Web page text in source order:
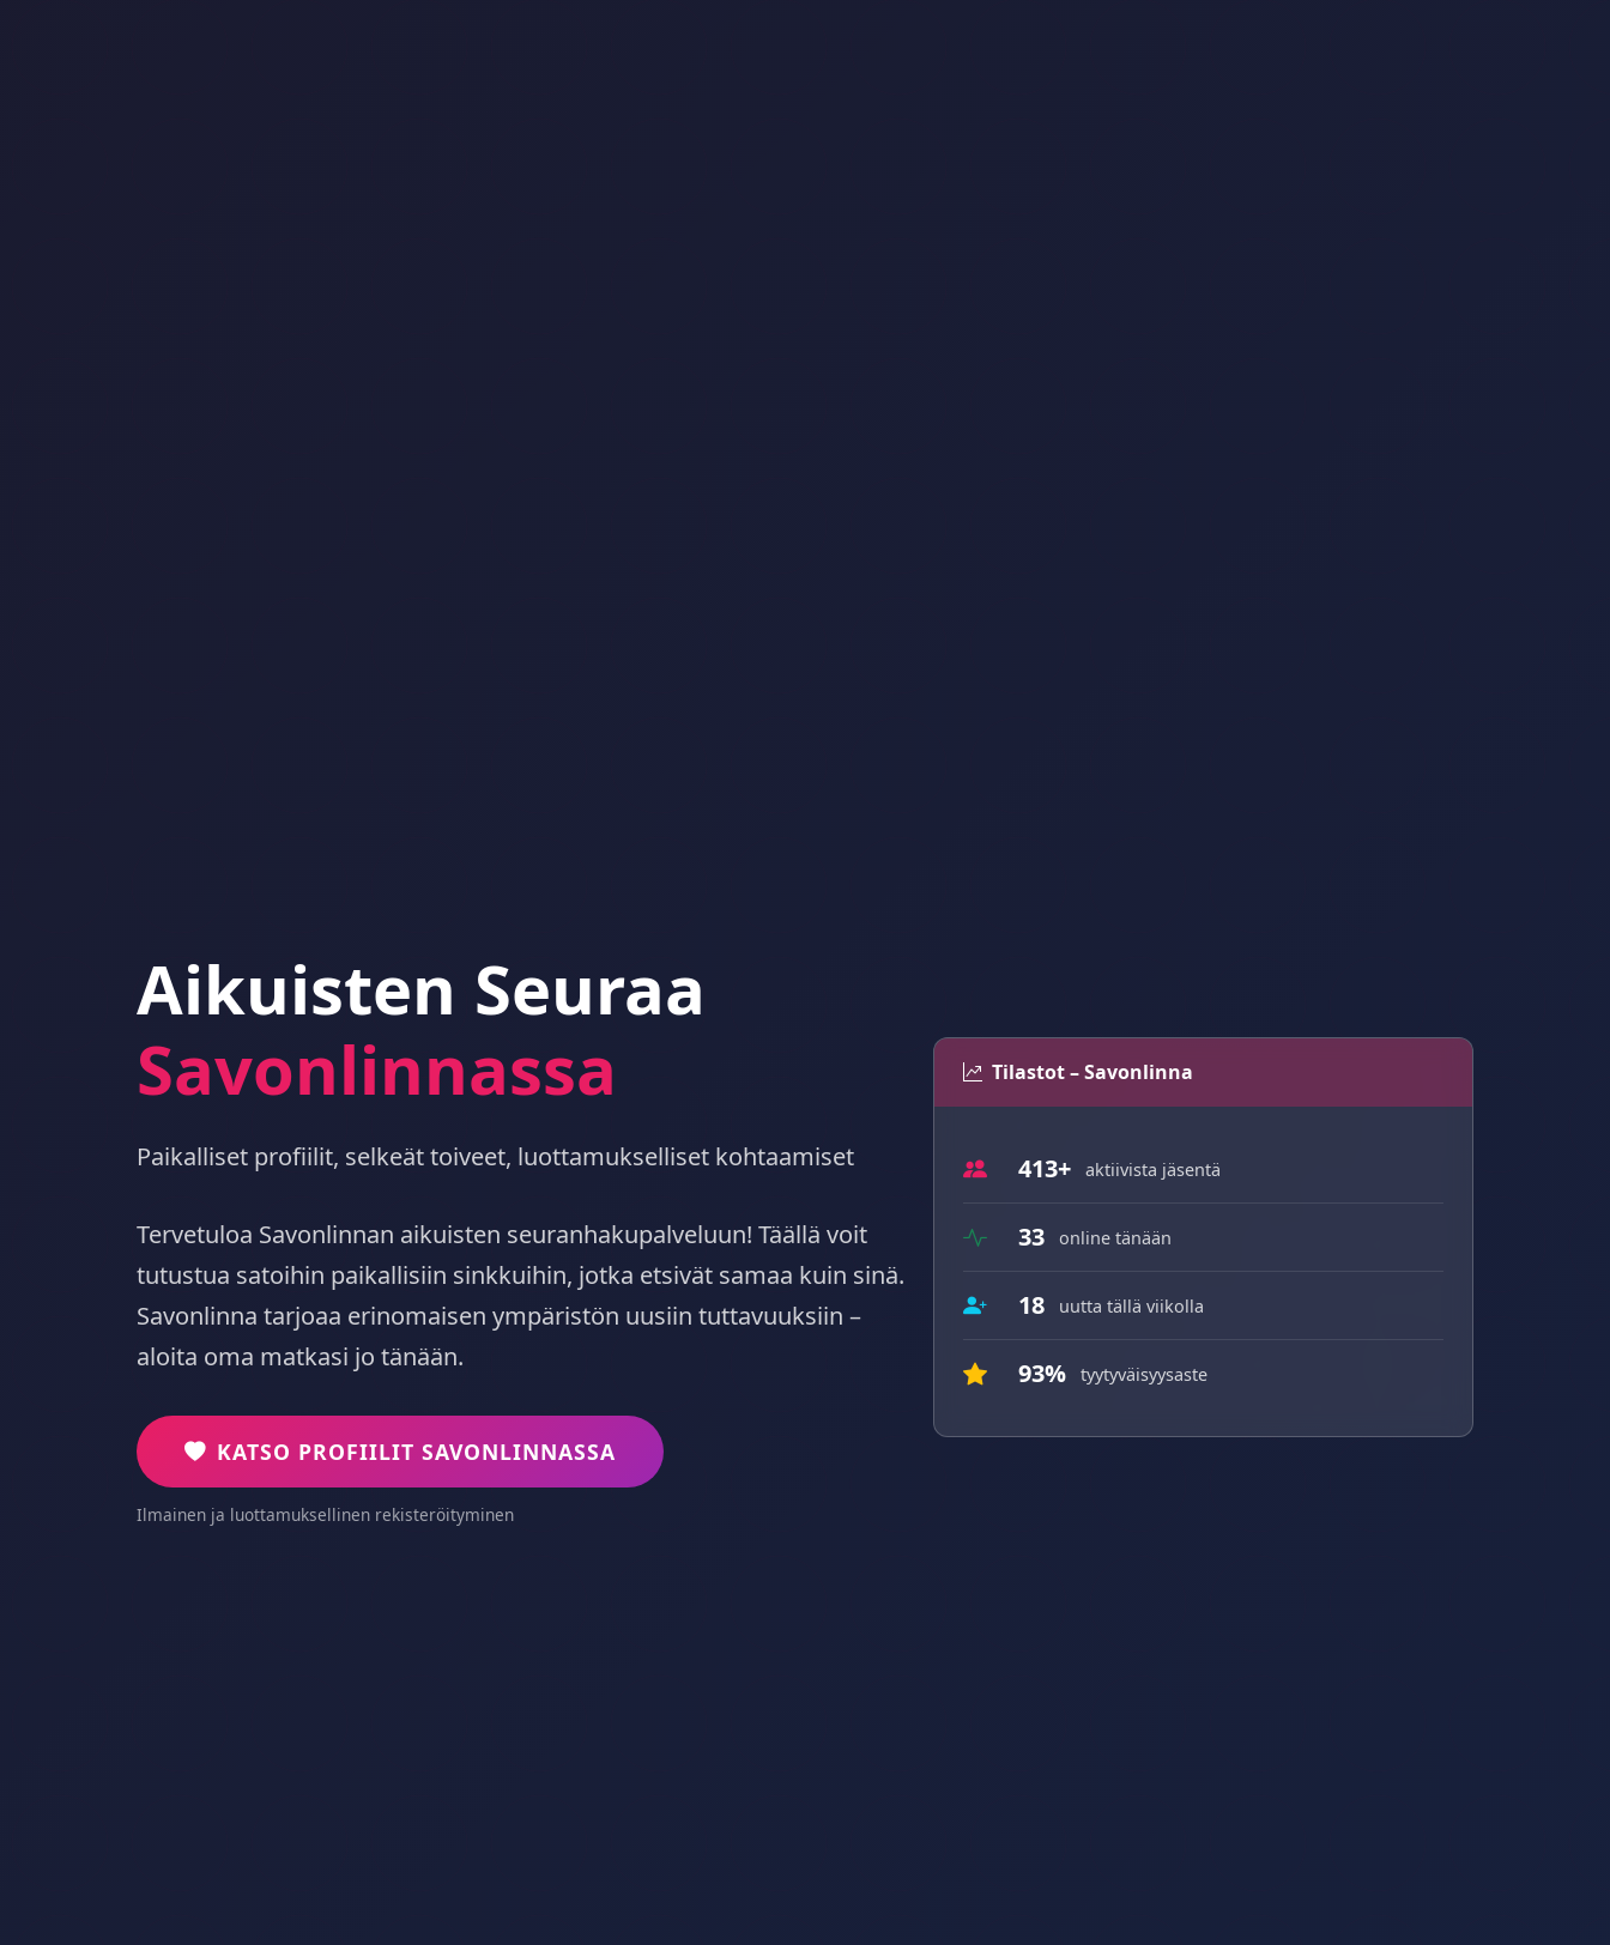
Aikuisten Seuraa
Savonlinnassa
Paikalliset profiilit, selkeät toiveet, luottamukselliset kohtaamiset
Tervetuloa Savonlinnan aikuisten seuranhakupalveluun! Täällä voit
tutustua satoihin paikallisiin sinkkuihin, jotka etsivät samaa kuin sinä.
Savonlinna tarjoaa erinomaisen ympäristön uusiin tuttavuuksiin –
aloita oma matkasi jo tänään.
KATSO PROFIILIT SAVONLINNASSA
Ilmainen ja luottamuksellinen rekisteröityminen
Tilastot – Savonlinna
413+ aktiivista jäsentä
33 online tänään
18 uutta tällä viikolla
93% tyytyväisyysaste